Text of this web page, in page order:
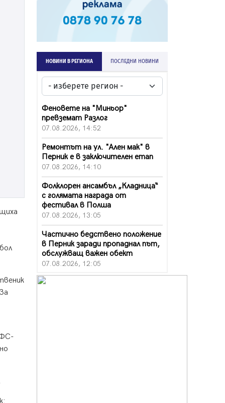
НОВИНИ В РЕГИОНА ПОСЛЕДНИ НОВИНИ
Феновете на "Миньор"
превземат Разлог
07.08.2026, 14:52
Ремонтът на ул. "Ален мак" в
Перник е в заключителен етап
07.08.2026, 14:10
Фолклорен ансамбъл „Кладница“
с голямата награда от
фестивал в Полша
07.08.2026, 13:05
Частично бедствено положение
в Перник заради пропаднал път,
обслужващ важен обект
07.08.2026, 12:05
Да отговорим на жегите с филм